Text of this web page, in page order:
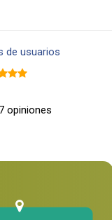
de usuarios
opiniones